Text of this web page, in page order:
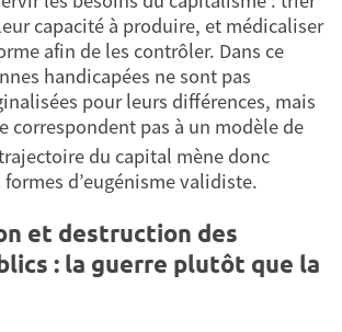
capacité à produire, et médicaliser
afin de les contrôler. Dans ce
handicapées ne sont pas
pour leurs différences, mais
correspondent pas à un modèle de
du capital mène donc
d’eugénisme validiste.
et destruction des
: la guerre plutôt que la